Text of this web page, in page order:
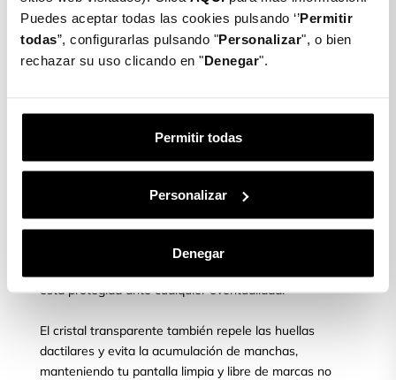
Puedes aceptar todas las cookies pulsando ‘’Permitir
todas”, configurarlas pulsando "Personalizar", o bien
rechazar su uso clicando en "Denegar".
Permitir todas
Personalizar
Denegar
PASO 3
¿Quieres proteger tu móvil?
Asegura la protección de tu pantalla con el cristal
templado transparente para móvil, líder en el mercado.
está protegida ante cualquier eventualidad.
El cristal transparente también repele las huellas
dactilares y evita la acumulación de manchas,
manteniendo tu pantalla limpia y libre de marcas no